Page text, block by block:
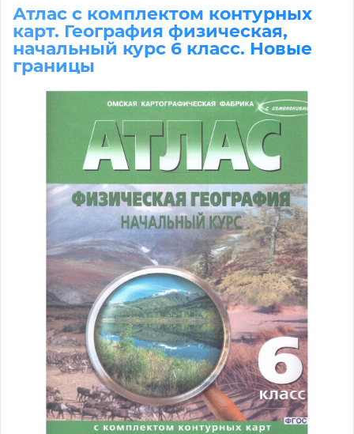
Атлас с комплектом контурных
карт. География физическая,
начальный курс 6 класс. Новые
границы